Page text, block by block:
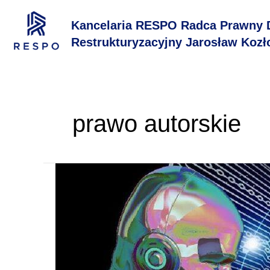
Kancelaria RESPO Radca Prawny
Restrukturyzacyjny Jarosław
prawo autorskie
generowanych